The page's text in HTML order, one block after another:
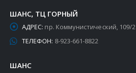
ШАНС, ТЦ ГОРНЫЙ
АДРЕС: пр. Коммунистический, 109/2
ТЕЛЕФОН: 8-923-661-8822
ШАНС